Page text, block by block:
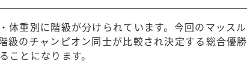
体重別に階級が分けられています。今回のマッス
級のチャンピオン同士が比較され決定する総合優勝
ことになります。